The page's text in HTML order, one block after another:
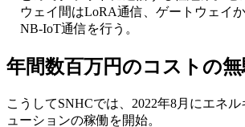
ウェイ間はLoRA通信、ゲートウェイ
NB-IoT通信を行う。
年間数百万円のコストの
こうしてSNHCでは、2022年8月にエネ
ューションの稼働を開始。